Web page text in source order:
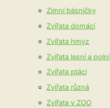
Zimní básničky
Zvířata domácí
Zvířata hmyz
Zvířata lesní a polní
Zvířata ptáci
Zvířata různá
Zvířata v ZOO